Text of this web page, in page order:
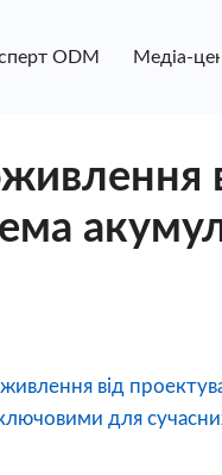
ODM Медіа-
від
ключовими для